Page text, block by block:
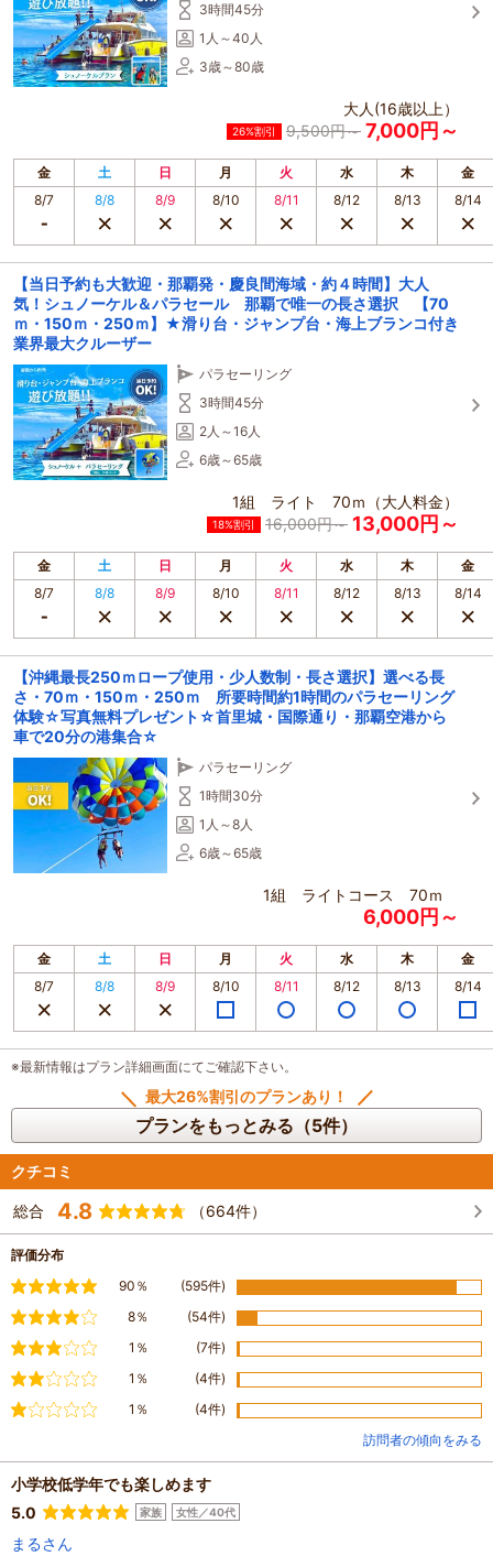
┗常勤スタッフ全てが日本赤十字水難救助員１取得者
楽しい思い出作りのお手伝いはOPGにお任せください！！
★コースのご説明★
全コースに、必ずシュノーケルがついています！
┗滑り台
┗海上ブランコ
┗飛び込み台（２階デッキ） 遊び放題★
その他にも
┗バナナボート等のマリンスポーツ
┗体験ダイビング
┗パラセーリング も可能！
遊びの豊富さに自信あります！
＜＜ クルーザー紹介 ＞＞
┗定員９５名（業界最大）
他の船ではあまりない２階デッキでの乗船定員も取得！
走行中は２階が気持ち良いです☆
慶良間海遊びツアーの中では、
┗トイレ３つ
１つは男性専用
┗シャワー
┗更衣室有り(共有スペース)
広いので着替えやすい☆
他とは違う遊び方を提案できます！！
ご参加お待ちしております！！
首里城公園：約20分
波の上ビーチ/波の上宮：約7分
那覇空港：約10分
国際通り（牧志駅）：約20分
3時間45分
1人～40人
3歳～80歳
大人(16歳以上）
26%割引 9,500円～ 7,000円～
金 土 日 月 火 水 木
金
8/7
8/8 8/9 8/10 8/11 8/12 8/13 8/14
【当日予約も大歓迎・那覇発・慶良間海域・約４時間】大人
気！シュノーケル＆パラセール 那覇で唯一の長さ選択 【70
ｍ・150ｍ・250ｍ】★滑り台・ジャンプ台・海上ブランコ付き
業界最大クルーザー
パラセーリング
3時間45分
2人～16人
6歳～65歳
1組 ライト 70ｍ（大人料金）
18%割引 16,000円～ 13,000円～
金 土 日 月 火 水 木
金
8/7
8/8 8/9 8/10 8/11 8/12 8/13 8/14
【沖縄最長250ｍロープ使用・少人数制・長さ選択】選べる長
さ・70ｍ・150ｍ・250ｍ 所要時間約1時間のパラセーリング
体験☆写真無料プレゼント☆首里城・国際通り・那覇空港から
車で20分の港集合☆
パラセーリング
1時間30分
1人～8人
6歳～65歳
1組 ライトコース 70ｍ
6,000円～
金 土 日 月 火 水 木
金
8/7
8/8 8/9 8/10 8/11 8/12 8/13 8/14
※最新情報はプラン詳細画面にてご確認下さい。
最大26%割引のプランあり！
プランをもっとみる（5件）
クチコミ
総合 4.8 （664件）
評価分布
満足90％ (595件)
やや満足
8％ (54件)
1％ (7件)
やや不満
1％ (4件)
1％
(4件)
訪問者の傾向をみる
小学校低学年でも楽しめます
5.0
家族 女性／40代
まるさん